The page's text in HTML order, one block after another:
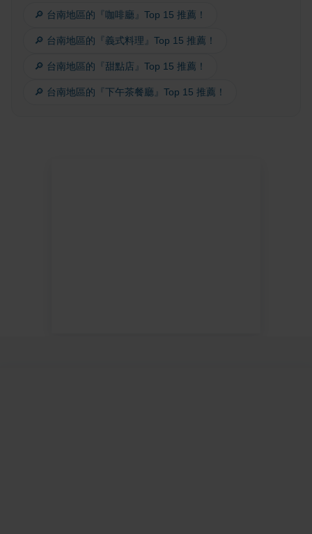
🔎 台南地區的『咖啡廳』Top 15 推薦！
🔎 台南地區的『義式料理』Top 15 推薦！
🔎 台南地區的『甜點店』Top 15 推薦！
🔎 台南地區的『下午茶餐廳』Top 15 推薦！